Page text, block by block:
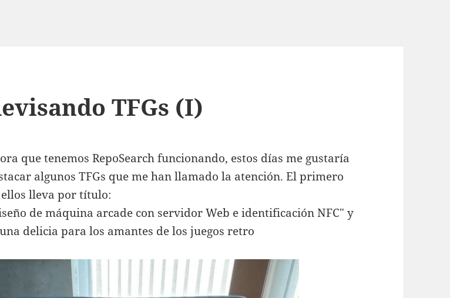
TFGs (I)
que tenemos RepoSearch funcionando, estos días me gustaría
algunos TFGs que me han llamado la atención. El primero
ellos lleva por título:
de máquina arcade con servidor Web e identificación NFC" y
delicia para los amantes de los juegos retro